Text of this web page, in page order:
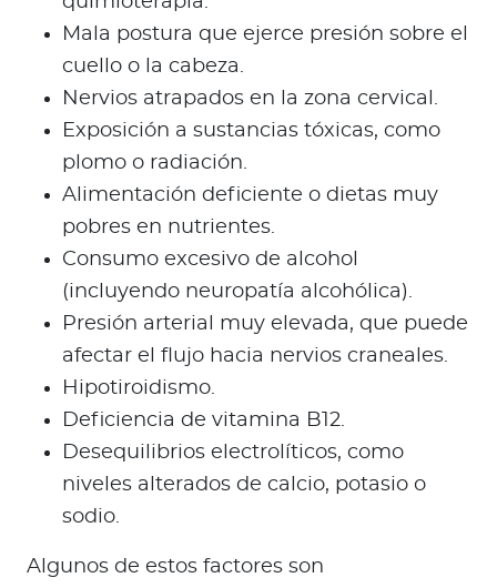
Mala postura que ejerce presión sobre el
cuello o la cabeza.
Nervios atrapados en la zona cervical.
Exposición a sustancias tóxicas, como
plomo o radiación.
Alimentación deficiente o dietas muy
pobres en nutrientes.
Consumo excesivo de alcohol
(incluyendo neuropatía alcohólica).
Presión arterial muy elevada, que puede
afectar el flujo hacia nervios craneales.
Hipotiroidismo.
Deficiencia de vitamina B12.
Desequilibrios electrolíticos, como
niveles alterados de calcio, potasio o
sodio.
Algunos de estos factores son